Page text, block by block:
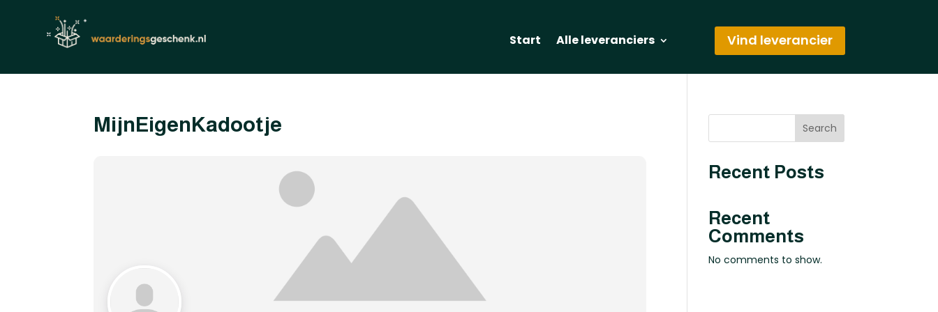
Start Alle leveranciers Vind leverancier
MijnEigenKadootje Search
Recent Posts
Recent
Comments
No comments to show.